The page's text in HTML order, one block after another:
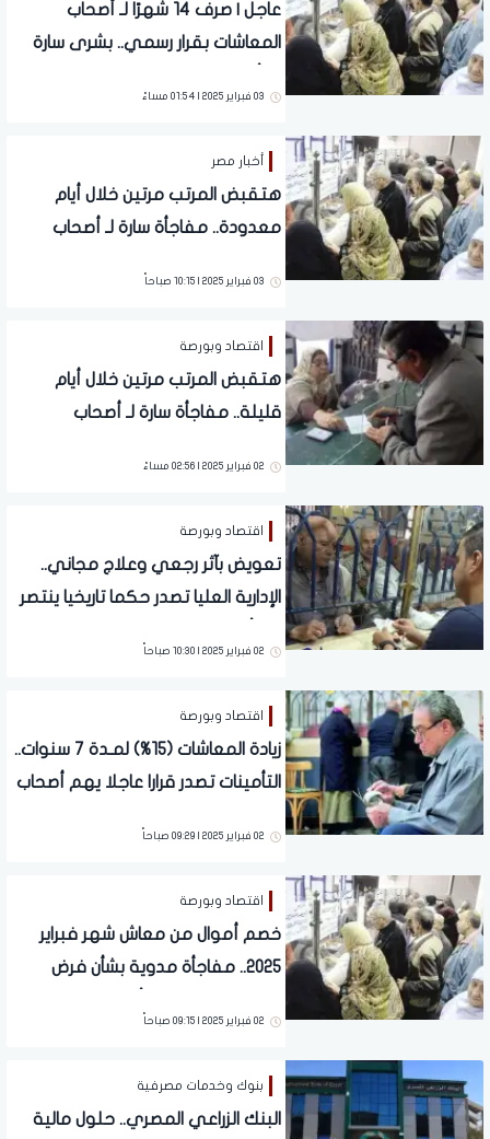
عاجل | صرف 14 شهرًا لـ أصحاب
المعاشات بقرار رسمي.. بشرى سارة
03 فبراير 2025 | 01:54 مساءً
أخبار مصر
هتقبض المرتب مرتين خلال أيام
معدودة.. مفاجأة سارة لـ أصحاب
هتأخد كام
03 فبراير 2025 | 10:15 صباحاً
اقتصاد وبورصة
هتقبض المرتب مرتين خلال أيام
قليلة.. مفاجأة سارة لـ أصحاب
هتأخد كام
02 فبراير 2025 | 02:56 مساءً
اقتصاد وبورصة
تعويض بآثر رجعي وعلاج مجاني..
الإدارية العليا تصدر حكما تاريخيا ينتصر
02 فبراير 2025 | 10:30 صباحاً
اقتصاد وبورصة
زيادة المعاشات (15%) لمـدة 7 سنوات..
التأمينات تصدر قرارا عاجلا يهم أصحاب
02 فبراير 2025 | 09:29 صباحاً
اقتصاد وبورصة
خصم أموال من معاش شهر فبراير
2025.. مفاجأة مدوية بشأن فرض
02 فبراير 2025 | 09:15 صباحاً
بنوك وخدمات مصرفية
البنك الزراعي المصري.. حلول مالية